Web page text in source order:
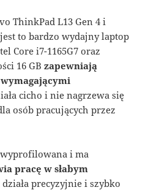
ThinkPad L13 Gen 4 i
to bardzo wydajny laptop
Core i7-1165G7 oraz
16 GBzapewniają
cicho i nie nagrzewa się
osób pracujących przez
i ma
pracę w słabym
działa precyzyjnie i szybko